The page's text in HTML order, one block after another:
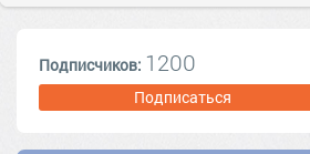
Подписчиков: 1200
Подписаться